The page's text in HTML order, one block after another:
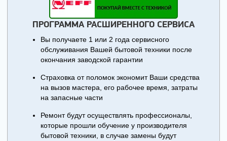
ПРОГРАММА РАСШИРЕННОГО СЕРВИСА
Вы получаете 1 или 2 года сервисного
обслуживания Вашей бытовой техники после
окончания заводской гарантии
Страховка от поломок экономит Ваши средства
на вызов мастера, его рабочее время, затраты
на запасные части
Ремонт будут осуществлять профессионалы,
которые прошли обучение у производителя
бытовой техники, в случае замены будут